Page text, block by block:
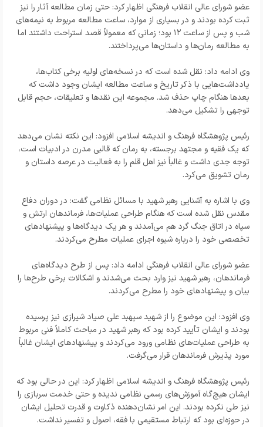
عضو شورای عالی انقلاب فرهنگی اظهار کرد: حتی زمان مطالعه آثار را نیز
ثبت کرده بودند و در بسیاری از موارد، ساعت مطالعه مربوط به نیمه‌های
شب و پس از ساعت ۱۲ بود؛ زمانی که معمولاً قصد استراحت داشتند اما
به مطالعه رمان‌ها و داستان‌ها می‌پرداختند.
وی ادامه داد: نقل شده است که در نسخه‌های اولیه برخی کتاب‌ها،
یادداشت‌هایی با ذکر تاریخ و ساعت مطالعه ایشان وجود داشت که
بعدها هنگام چاپ حذف شد. مجموعه این نقدها و تعلیقات، حجم قابل
توجهی را تشکیل می‌دهد.
رئیس پژوهشگاه فرهنگ و اندیشه اسلامی افزود: این نکته نشان می‌دهد
که یک فقیه و مجتهد برجسته، به رمان که قالبی مدرن در ادبیات است،
توجه جدی داشت و غالباً نیز اهل قلم را به فعالیت در عرصه داستان و
رمان تشویق می‌کرد.
وی با اشاره به آشنایی رهبر شهید با مسائل نظامی گفت: در دوران دفاع
مقدس نقل شده است که هنگام طراحی عملیات‌ها، فرماندهان ارتش و
سپاه در اتاق جنگ گرد هم می‌آمدند و هر یک دیدگاه‌ها و پیشنهادهای
تخصصی خود را درباره شیوه اجرای عملیات مطرح می‌کردند.
عضو شورای عالی انقلاب فرهنگی ادامه داد: پس از طرح دیدگاه‌های
فرماندهان، رهبر شهید نیز وارد بحث می‌شدند و اشکالات برخی طرح‌ها را
بیان و پیشنهادهای خود را مطرح می‌کردند.
وی افزود: این موضوع را از شهید سپهبد علی صیاد شیرازی نیز پرسیده
بودند و ایشان تأیید کرده بود که رهبر شهید در مباحث کاملاً فنی مربوط
به طراحی عملیات‌های نظامی ورود می‌کردند و پیشنهادهای ایشان غالباً
مورد پذیرش فرماندهان قرار می‌گرفت.
رئیس پژوهشگاه فرهنگ و اندیشه اسلامی اظهار کرد: این در حالی بود که
ایشان هیچ‌گاه آموزش‌های رسمی نظامی ندیده و حتی خدمت سربازی را
نیز طی نکرده بودند. این امر نشان‌دهنده ذکاوت و قدرت تحلیل ایشان
در حوزه‌ای بود که ارتباط مستقیمی با فقه، اصول و تفسیر نداشت.